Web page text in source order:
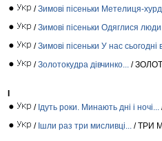
/Зимові пісеньки Метелиця-
/Зимові пісеньки Одяглися люди
/Зимові пісеньки У нас сьогодні
/Золотокудра дівчинко... /
І
/ Ідуть роки. Минають дні і ночі...
/ Ішли раз три мисливці... / ТРИ